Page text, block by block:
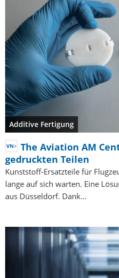
Additive Fertigung
The Aviation AM
gedruckten Teilen
Kunststoff-Ersatzteile für
lange auf sich warten. Eine
aus Düsseldorf. Dank…